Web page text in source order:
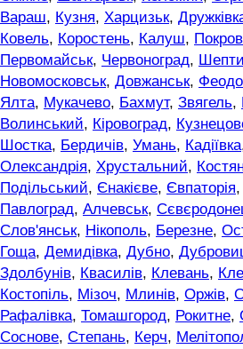
Вараш, Кузня, Харцизьк,
Ковель, Коростень, Калуш,
Первомайськ, Червоноград,
Новомосковськ, Довжанськ,
Ялта, Мукачево, Бахмут, Звягель,
Волинський, Кіровоград,
Шостка, Бердичів, Умань, Кадіївка
Олександрія, Хрустальний,
Подільський, Єнакієве, Євпаторія,
Павлоград, Алчевськ,
Слов'янськ, Нікополь, Березне,
Гоща, Демидівка, Дубно,
Здолбунів, Квасилів, Клевань,
Костопіль, Мізоч, Млинів, Оржів,
Рафалівка, Томашгород, Рокитне,
Соснове, Степань, Керч,